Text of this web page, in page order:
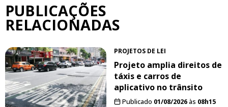
PUBLICAÇÕES
RELACIONADAS
PROJETOS DE LEI
Projeto amplia direitos de
táxis e carros de
aplicativo no trânsito
Publicado 01/08/2026às 08h15